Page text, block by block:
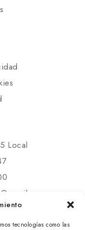
tecnologías como las
Local